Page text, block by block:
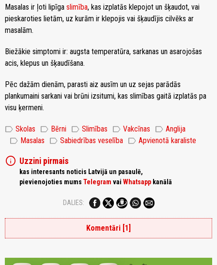
Masalas ir ļoti lipīga slimība, kas izplatās klepojot un šķaudot, vai
pieskaroties lietām, uz kurām ir klepojis vai šķaudījis cilvēks ar
masalām.
Biežākie simptomi ir: augsta temperatūra, sarkanas un asarojošas
acis, klepus un šķaudīšana.
Pēc dažām dienām, parasti aiz ausīm un uz sejas parādās
plankumaini sarkani vai brūni izsitumi, kas slimības gaitā izplatās pa
visu ķermeni.
label Skolas label Bērni label Slimības label Vakcīnas label Anglija
label Masalas label Sabiedrības veselība label Apvienotā karaliste
info Uzzini pirmais
kas interesants noticis Latvijā un pasaulē,
pievienojoties mums Telegram vai Whatsapp kanālā
DALIES:
Komentāri [1]